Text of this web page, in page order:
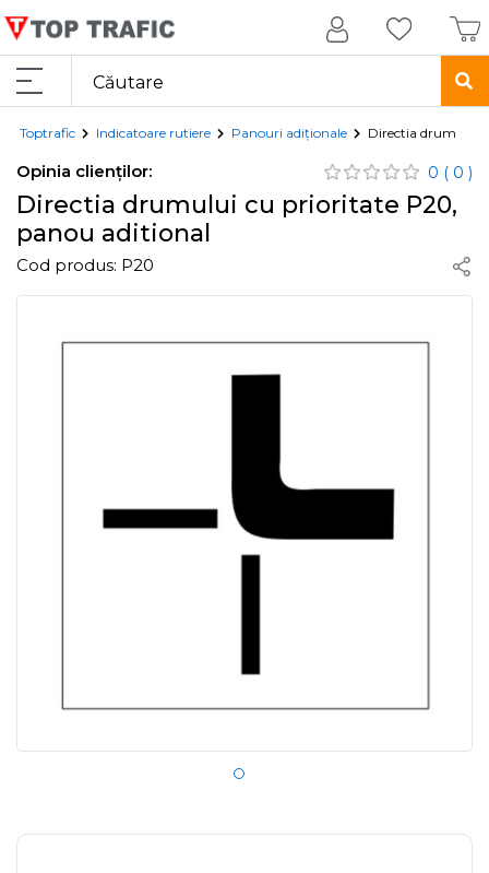
Toptrafic Indicatoare rutiere Panouri adiționale Directia drumului
Opinia clienților: 0 ( 0 )
Directia drumului cu prioritate P20,
panou aditional
Cod produs: P20